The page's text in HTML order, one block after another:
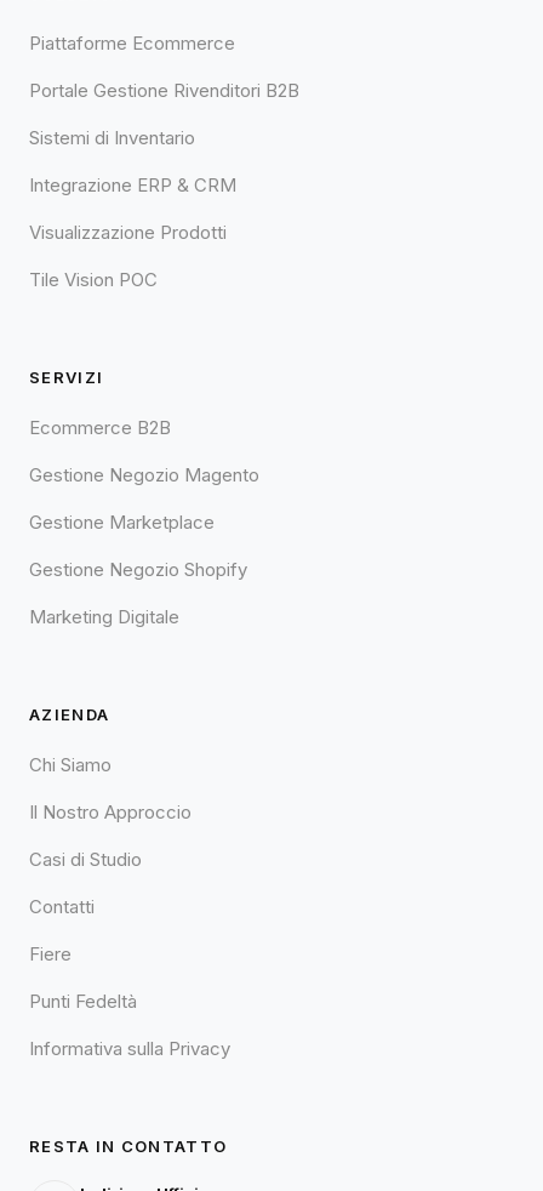
Piattaforme Ecommerce
Portale Gestione Rivenditori B2B
Sistemi di Inventario
Integrazione ERP & CRM
Visualizzazione Prodotti
Tile Vision POC
SERVIZI
Ecommerce B2B
Gestione Negozio Magento
Gestione Marketplace
Gestione Negozio Shopify
Marketing Digitale
AZIENDA
Chi Siamo
Il Nostro Approccio
Casi di Studio
Contatti
Fiere
Punti Fedeltà
Informativa sulla Privacy
RESTA IN CONTATTO